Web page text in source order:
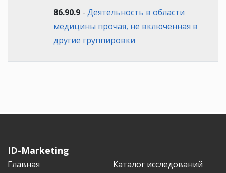
86.90.9 - Деятельность в области
медицины прочая, не включенная в
другие группировки
ID-Marketing
Главная
Каталог исследований